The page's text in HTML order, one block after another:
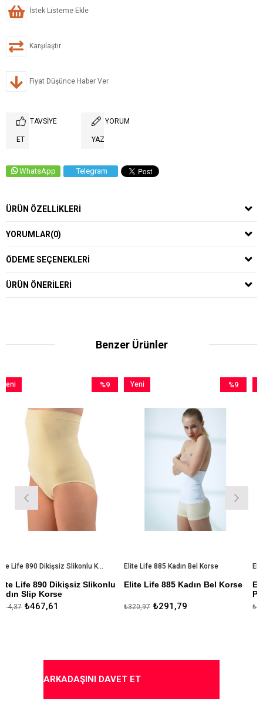
İstek Listeme Ekle
Karşılaştır
Fiyat Düşünce Haber Ver
TAVSIYE
ET
YORUM
YAZ
WhatsApp Telegram
ÜRÜN ÖZELLIKLERI
YORUMLAR(0)
ÖDEME SEÇENEKLERI
ÜRÜN ÖNERILERI
Benzer Ürünler
Elite Life 890 Dikişsiz Slikonlu Kadın Slip Korse
Slikonlu
Mikro
%9İndirim
Elite Life 885 Kadın Bel Korse
Elite Life 885 Kadın Bel Korse
%82 Mikroelyaf Polyemid %17
Elastan %1 Slikon
₺291,79
%9İndirim
Elite Life 880
Paçalı Kadın
%85
₺486,31
ARKADAŞINI DAVET ET